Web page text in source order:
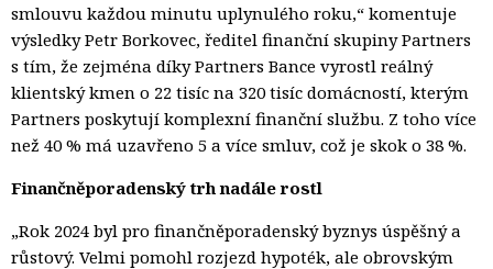
smlouvu každou minutu uplynulého roku,“ komentuje
výsledky Petr Borkovec, ředitel finanční skupiny Partners
s tím, že zejména díky Partners Bance vyrostl reálný
klientský kmen o 22 tisíc na 320 tisíc domácností, kterým
Partners poskytují komplexní finanční službu. Z toho více
než 40 % má uzavřeno 5 a více smluv, což je skok o 38 %.
Finančněporadenský trh nadále rostl
„Rok 2024 byl pro finančněporadenský byznys úspěšný a
růstový. Velmi pomohl rozjezd hypoték, ale obrovským